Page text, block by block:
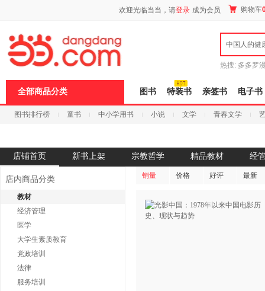
欢迎光临当当，请登录 成为会员 购物车
中国人的健
热搜: 多多罗
全部商品分类 图书 特装书 亲签书 电子书
图书排行榜 童书 中小学用书 小说 文学 青春文学
店铺首页 新书上架 宗教哲学 精品教材 经
店内商品分类
教材
经济管理
医学
大学生素质教育
党政培训
法律
服务培训
销量 价格 好评 最新
页
浪
键
打